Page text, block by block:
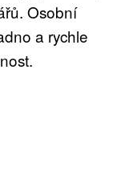
Osobní
a rychle